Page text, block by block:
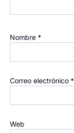
Nombre *
Correo electrónico *
Web